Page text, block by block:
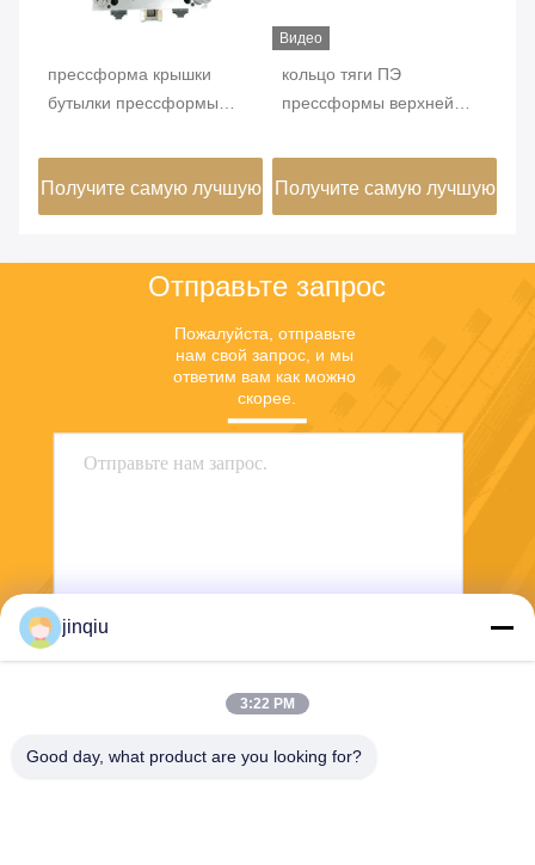
прессформа крышки
бутылки прессформы
12кавиты пластиковая
для бутылки бутылки
Получите самую лучшую
Видео
кольцо тяги ПЭ
прессформы верхней
материальное для
бутылки соевого соуса
Получите самую лучшую
Отправьте запрос
Пожалуйста, отправьте
нам свой запрос, и мы
ответим вам как можно
скорее.
jinqiu
3:22 PM
Good day, what product are you looking for?